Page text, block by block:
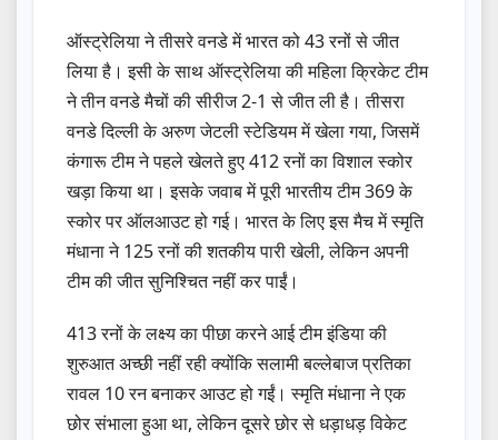
ऑस्ट्रेलिया ने तीसरे वनडे में भारत को 43 रनों से जीत
लिया है। इसी के साथ ऑस्ट्रेलिया की महिला क्रिकेट टीम
ने तीन वनडे मैचों की सीरीज 2-1 से जीत ली है। तीसरा
वनडे दिल्ली के अरुण जेटली स्टेडियम में खेला गया, जिसमें
कंगारू टीम ने पहले खेलते हुए 412 रनों का विशाल स्कोर
खड़ा किया था। इसके जवाब में पूरी भारतीय टीम 369 के
स्कोर पर ऑलआउट हो गई। भारत के लिए इस मैच में स्मृति
मंधाना ने 125 रनों की शतकीय पारी खेली, लेकिन अपनी
टीम की जीत सुनिश्चित नहीं कर पाईं।
413 रनों के लक्ष्य का पीछा करने आई टीम इंडिया की
शुरुआत अच्छी नहीं रही क्योंकि सलामी बल्लेबाज प्रतिका
रावल 10 रन बनाकर आउट हो गईं। स्मृति मंधाना ने एक
छोर संभाला हुआ था, लेकिन दूसरे छोर से धड़ाधड़ विकेट